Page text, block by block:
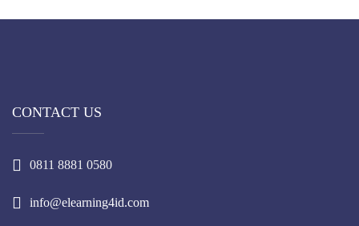
CONTACT US
0811 8881 0580
info@elearning4id.com